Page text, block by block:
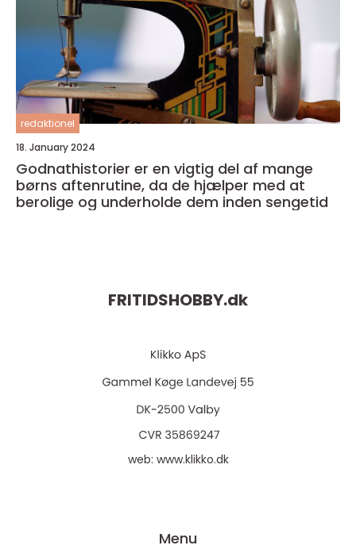
redaktionel
18. January 2024
Godnathistorier er en vigtig del af mange
børns aftenrutine, da de hjælper med at
berolige og underholde dem inden sengetid
FRITIDSHOBBY.dk
web: www.klikko.dk
Menu